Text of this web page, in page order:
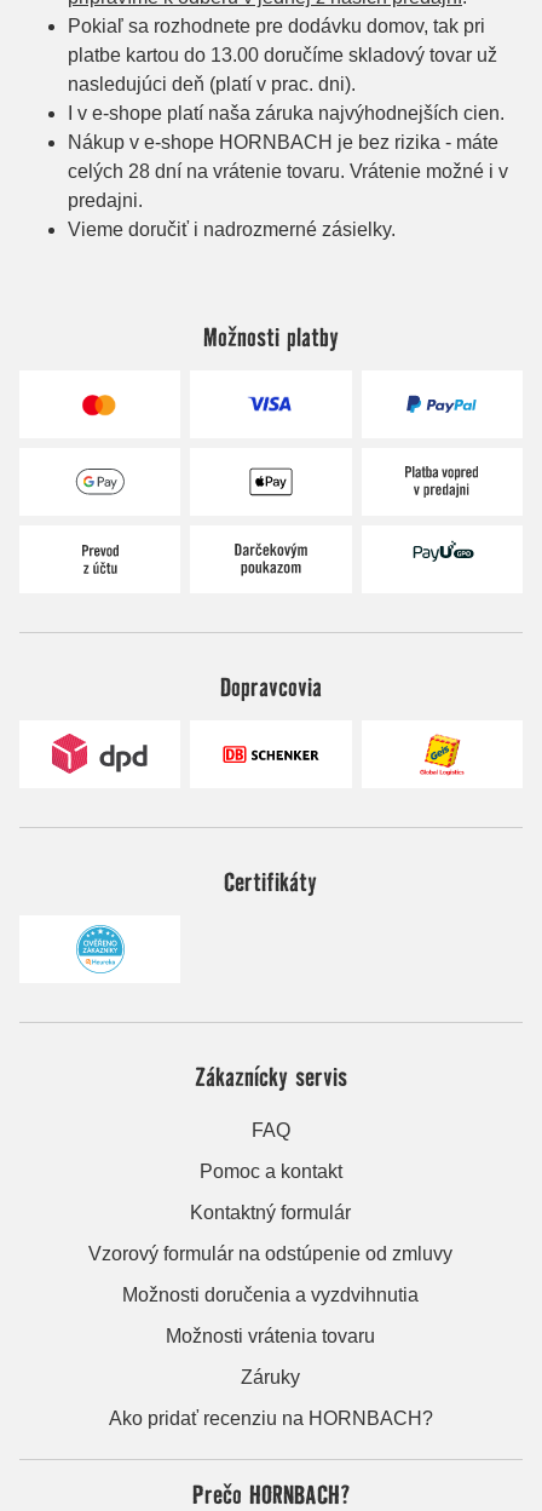
Možnosti platby
Dopravcovia
Certifikáty
Zákaznícky servis
FAQ
Pomoc a kontakt
Kontaktný formulár
Vzorový formulár na odstúpenie od zmluvy
Možnosti doručenia a vyzdvihnutia
Možnosti vrátenia tovaru
Záruky
Ako pridať recenziu na HORNBACH?
Prečo HORNBACH?